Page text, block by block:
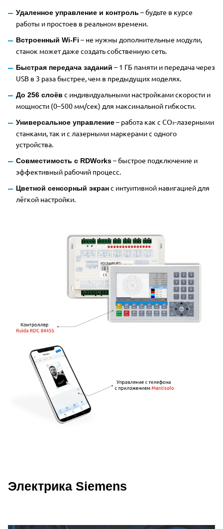
Удаленное управление и контроль – будьте в курсе
работы и простоев в реальном времени.
Встроенный Wi-Fi – не нужны дополнительные модули,
станок может даже создать собственную сеть.
Быстрая передача заданий – 1 ГБ памяти и передача через
USB в 3 раза быстрее, чем в предыдущих моделях.
До 256 слоёв с индивидуальными настройками скорости и
мощности (0–500 мм/сек) для максимальной гибкости.
Универсальное управление– работа как с CO₂-лазерными
станками, так и с лазерными маркерами с одного
устройства.
Совместимость с RDWorks– быстрое подключение и
эффективный рабочий процесс.
Цветной сенсорный экранс интуитивной навигацией для
лёгкой настройки.
Описание преимуществ Wattsan
Электрика Siemens